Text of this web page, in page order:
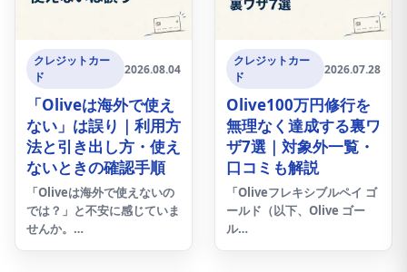
クレジットカー
ド
2026.08.04
「Oliveは海外で使え
ない」は誤り｜利用方
法と引き出し方・使え
ないときの確認手順
「Oliveは海外で使えないの
では？」と不安に感じていま
せんか。…
クレジットカー
ド
2026.07.28
Olive100万円修行を
無理なく達成する裏ワ
ザ7選｜対象外一覧・
口コミも解説
「Oliveフレキシブルペイ ゴ
ールド（以下、Olive ゴー
ル…